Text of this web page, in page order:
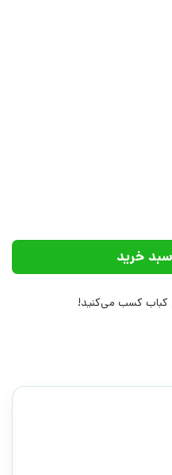
چار عدد
خرید
کسب می‌کنید!